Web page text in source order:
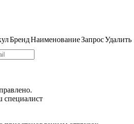
БрендНаименованиеЗапросУдалить